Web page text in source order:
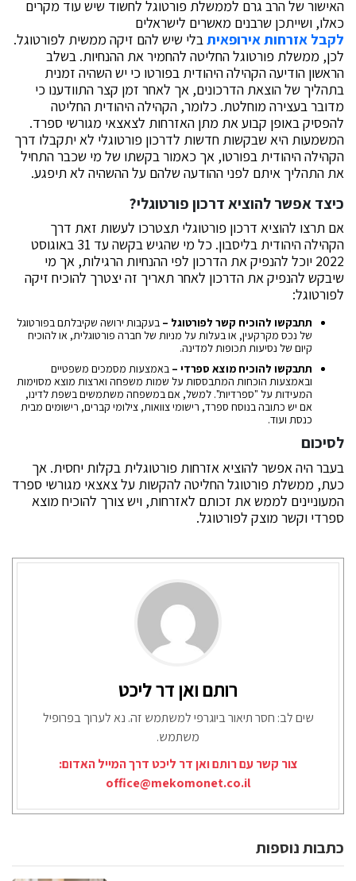
האישור של הרב גרם לממשלת פורטוגל לחשוד שיש עוד מקרים
כאלו, ושייתכן שרבנים מאשרים לישראלים
לקבל אזרחות אירופאית בלי שיש להם זיקה ממשית לפורטוגל.
לכן, ממשלת פורטוגל החליטה להחמיר את ההנחיות. בשלב
הראשון הודיעה הקהילה היהודית בפורטו כי יש השהיה זמנית
בתהליך של הוצאת הדרכונים, אך לאחר זמן קצר התוודענו כי
מדובר בעצירה מוחלטת. כלומר, הקהילה היהודית החליטה
להפסיק באופן קבוע את מתן האזרחות לצאצאי מגורשי ספרד.
המשמעות היא שבקשות חדשות לדרכון פורטוגלי לא יתקבלו דרך
הקהילה היהודית בפורטו, אך כאמור בקשתו של מי שכבר התחיל
את התהליך איתם לפני ההודעה שלהם על ההשהיה לא תיפגע.
כיצד אפשר להוציא דרכון פורטוגלי?
אם תרצו להוציא דרכון פורטוגלי תצטרכו לעשות זאת דרך
הקהילה היהודית בליסבון. כל מי שהגיש בקשה עד 31 באוגוסט
2022 יוכל להנפיק את הדרכון לפי ההנחיות הרגילות, אך מי
שיבקש להנפיק את הדרכון לאחר תאריך זה יצטרך להוכיח זיקה
לפורטוגל:
תתבקשו להוכיח קשר לפורטוגל – בעקבות ירושה שקיבלתם בפורטוגל
של נכס מקרקעין, או בעלות על מניות של חברה פורטוגלית, או להוכיח
קיום של נסיעות תכופות למדינה.
תתבקשו להוכיח מוצא ספרדי – באמצעות מסמכים משפטיים
ובאמצעות הוכחות המתבססות על שמות משפחה וארצות מוצא מסוימות
המעידות על "ספרדיות". למשל, אם במשפחה משתמשים בשפת לדינו,
אם יש כתובה בנוסח ספרד, רישומי צוואות, צילומי קברים, רישומים מבית
כנסת ועוד.
לסיכום
בעבר היה אפשר להוציא אזרחות פורטוגלית בקלות יחסית. אך
כעת, ממשלת פורטוגל החליטה להקשות על צאצאי מגורשי ספרד
המעוניינים לממש את זכותם לאזרחות, ויש צורך להוכיח מוצא
ספרדי וקשר מוצק לפורטוגל.
רותם ואן דר ליכט
שים לב: חסר תיאור ביוגרפי למשתמש זה. נא לערוך בפרופיל
משתמש.
צור קשר עם רותם ואן דר ליכט דרך המייל האדום:
office@mekomonet.co.il
כתבות נוספות